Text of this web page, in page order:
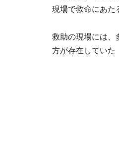
現場で救命にあた
救助の現場には、
方が存在していた